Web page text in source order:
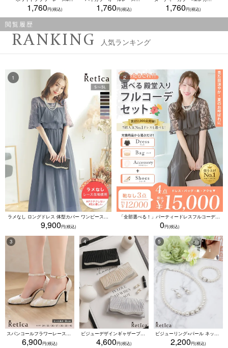
1,760 1,760 1,760
閲覧履歴
RANKING 人気ランキング
ラメなし ロングドレス 体型カバー ワンピース 敏感肌対応 結婚式 二次会 お呼ばれ 大人 上品 (Sサイズ～5Lサイズ)
9,900
「全部選べる！」パーティードレスフルコーデセット (ドレス1点＋バッグ1点＋アクセ1点+靴1足/4点15000円(税込)/靴なしで12000円(税込))
0
スパンコールフラワーレースアンクルストラップハイヒールセパレートパンプス (ベージュ)
6,900
ビジューデザインギャザープリーツ入り2wayバッグ(ベージュ/シルバー/ブラック)
4,600
ビジューリング×パール ネックレス・ブレスレット・ピアス 3点セット（ホワイト）
2,200